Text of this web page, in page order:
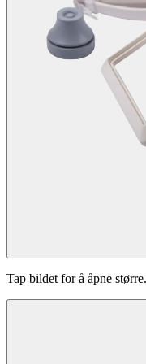
Tap bildet for å åpne